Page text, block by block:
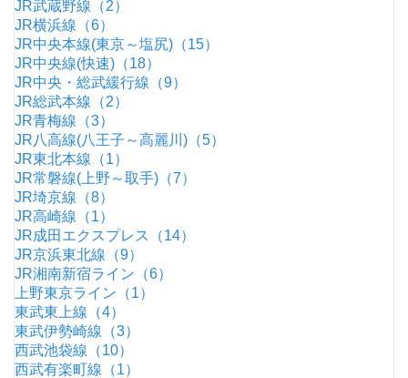
JR武蔵野線（2）
JR横浜線（6）
JR中央本線(東京～塩尻)（15）
JR中央線(快速)（18）
JR中央・総武緩行線（9）
JR総武本線（2）
JR青梅線（3）
JR八高線(八王子～高麗川)（5）
JR東北本線（1）
JR常磐線(上野～取手)（7）
JR埼京線（8）
JR高崎線（1）
JR成田エクスプレス（14）
JR京浜東北線（9）
JR湘南新宿ライン（6）
上野東京ライン（1）
東武東上線（4）
東武伊勢崎線（3）
西武池袋線（10）
西武有楽町線（1）